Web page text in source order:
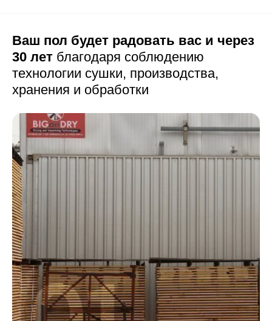
Ваш пол будет радовать вас и через
30 лет благодаря соблюдению
технологии сушки, производства,
хранения и обработки